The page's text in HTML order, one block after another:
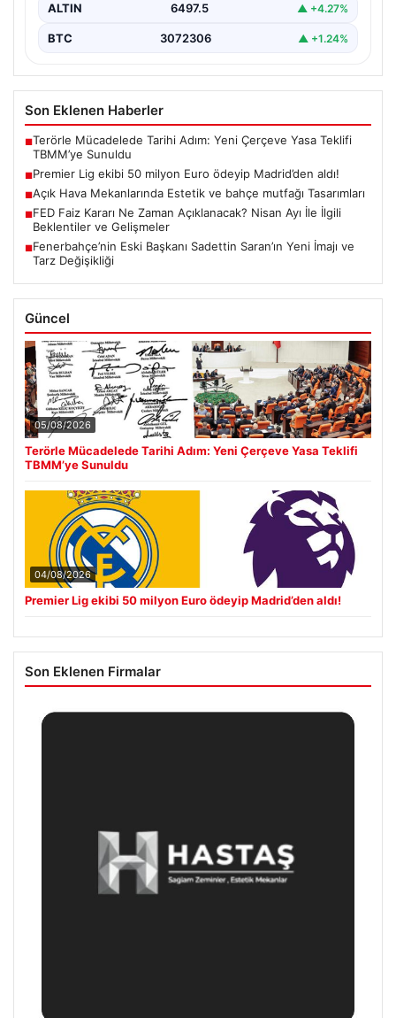
ALTIN 6497.5 ▲ +4.27%
BTC 3072306 ▲ +1.24%
Son Eklenen Haberler
■Terörle Mücadelede Tarihi Adım: Yeni Çerçeve Yasa Teklifi
TBMM’ye Sunuldu
■Premier Lig ekibi 50 milyon Euro ödeyip Madrid’den aldı!
■Açık Hava Mekanlarında Estetik ve bahçe mutfağı Tasarımları
■FED Faiz Kararı Ne Zaman Açıklanacak? Nisan Ayı İle İlgili
Beklentiler ve Gelişmeler
■Fenerbahçe’nin Eski Başkanı Sadettin Saran’ın Yeni İmajı ve
Tarz Değişikliği
Güncel
05/08/2026
Terörle Mücadelede Tarihi Adım: Yeni Çerçeve Yasa Teklifi
TBMM’ye Sunuldu
04/08/2026
Premier Lig ekibi 50 milyon Euro ödeyip Madrid’den aldı!
Son Eklenen Firmalar